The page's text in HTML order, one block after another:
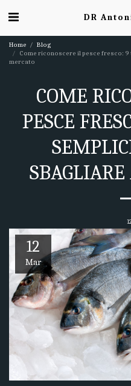
DR
Home
Blog
Come riconoscere il pesce fresco:
mercato
COME
PESCE
12
12
Mar